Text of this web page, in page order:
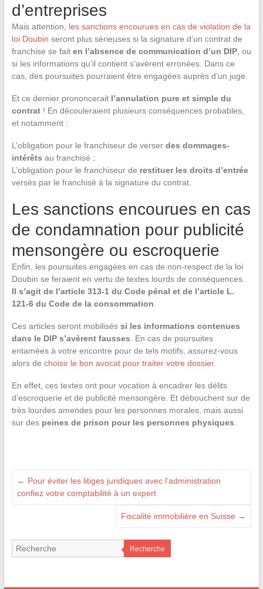
d’entreprises
Mais attention, les sanctions encourues en cas de violation de la
loi Doubin seront plus sérieuses si la signature d’un contrat de
franchise se fait en l’absence de communication d’un DIP, ou
si les informations qu’il contient s’avèrent erronées. Dans ce
cas, des poursuites pourraient être engagées auprès d’un juge.
Et ce dernier prononcerait l’annulation pure et simple du
contrat! En découleraient plusieurs conséquences probables,
et notamment :
L’obligation pour le franchiseur de verser des dommages-
intérêts au franchisé ;
L’obligation pour le franchiseur de restituer les droits d’entrée
versés par le franchisé à la signature du contrat.
Les sanctions encourues en cas
de condamnation pour publicité
mensongère ou escroquerie
Enfin, les poursuites engagées en cas de non-respect de la loi
Doubin se feraient en vertu de textes lourds de conséquences.
Il s’agit de l’article 313-1 du Code pénal et de l’article L.
121-6 du Code de la consommation
Ces articles seront mobilisés si les informations contenues
dans le DIP s’avèrent fausses . En cas de poursuites
entamées à votre encontre pour de tels motifs, assurez-vous
alors de choisir le bon avocat pour traiter votre dossier.
En effet, ces textes ont pour vocation à encadrer les délits
d’escroquerie et de publicité mensongère. Et débouchent sur de
très lourdes amendes pour les personnes morales, mais aussi
sur des peines de prison pour les personnes physiques
← Pour éviter les litiges juridiques avec l’administration
confiez votre comptabilité à un expert
Fiscalité immobilière en Suisse →
Recherche